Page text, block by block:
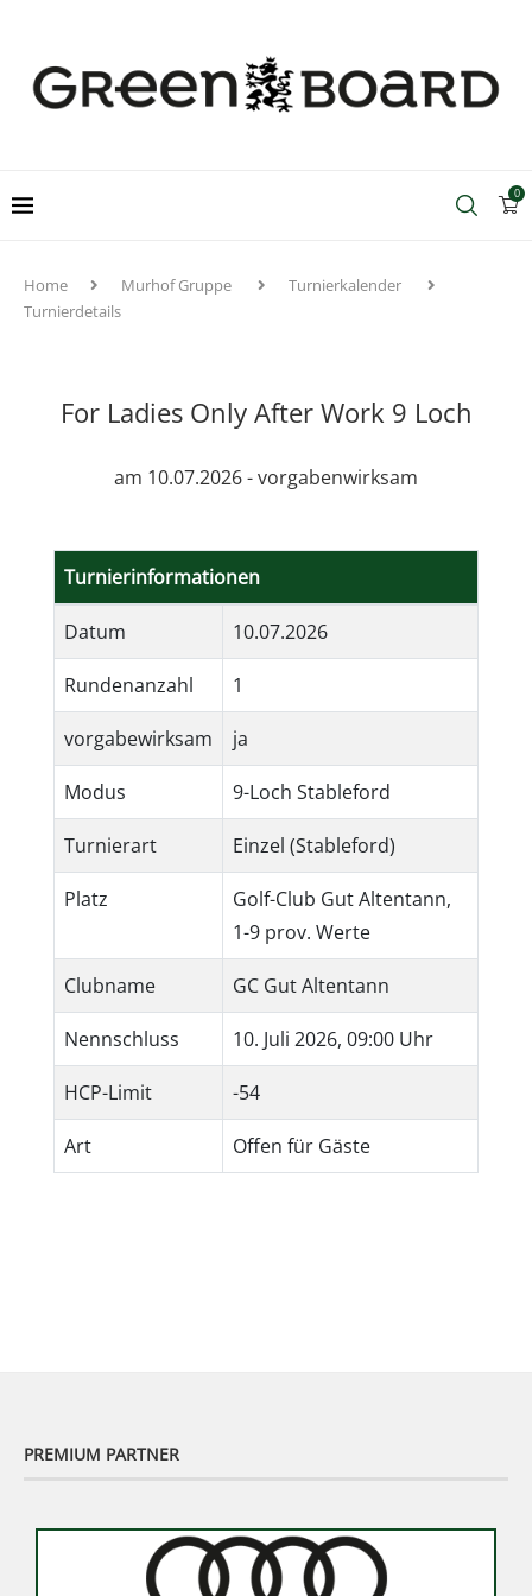
0
Home Murhof Gruppe
Turnierkalender
Turnierdetails
For Ladies Only After Work 9 Loch
am 10.07.2026 - vorgabenwirksam
Turnierinformationen
Datum 10.07.2026
Rundenanzahl 1
vorgabewirksam ja
Modus 9-Loch Stableford
Turnierart Einzel (Stableford)
Platz
Golf-Club Gut Altentann,
1-9 prov. Werte
Clubname GC Gut Altentann
Nennschluss 10. Juli 2026, 09:00 Uhr
HCP-Limit -54
Art Offen für Gäste
PREMIUM PARTNER